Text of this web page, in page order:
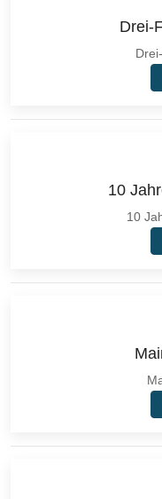
Drei-
10
10